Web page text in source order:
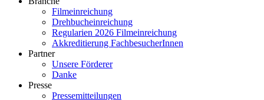
Filmeinreichung
Drehbucheinreichung
Regularien 2026 Filmeinreichung
Akkreditierung FachbesucherInnen
Partner
Unsere Förderer
Danke
Presse
Pressemitteilungen